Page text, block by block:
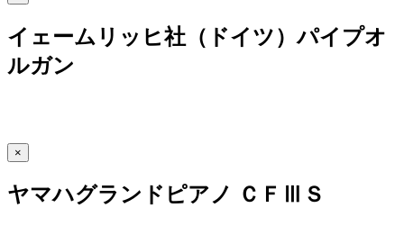
イェームリッヒ社（ドイツ）パイプオ
ルガン
×
ヤマハグランドピアノ ＣＦⅢＳ